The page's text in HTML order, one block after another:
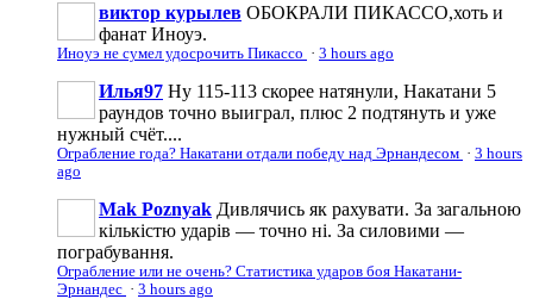
виктор курылев ОБОКРАЛИ ПИКАССО,хоть и
фанат Иноуэ.
Иноуэ не сумел удосрочить Пикассо · 3 hours ago
Илья97 Ну 115-113 скорее натянули, Накатани 5
раундов точно выиграл, плюс 2 подтянуть и уже
нужный счёт....
Ограбление года? Накатани отдали победу над Эрнандесом · 3 hours
ago
Mak Poznyak Дивлячись як рахувати. За загальною
кількістю ударів — точно ні. За силовими —
пограбування.
Ограбление или не очень? Статистика ударов боя Накатани-
Эрнандес · 3 hours ago